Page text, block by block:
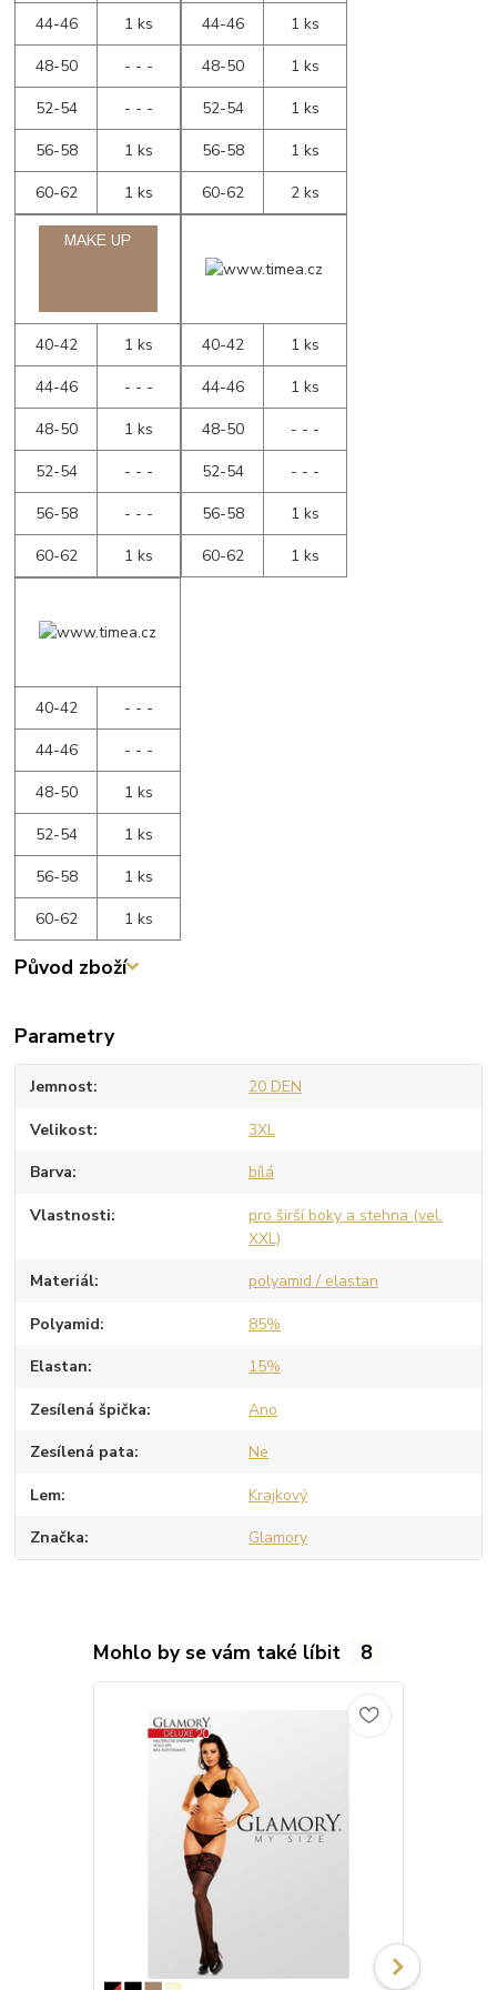
44-46
1 ks
48-50
- - -
52-54
- - -
56-58
1 ks
60-62
1 ks
44-46
1 ks
48-50
1 ks
52-54
1 ks
56-58
1 ks
60-62
2 ks
40-42
1 ks
44-46
- - -
48-50
1 ks
52-54
- - -
56-58
- - -
60-62
1 ks
40-42
1 ks
44-46
1 ks
48-50
- - -
52-54
- - -
56-58
1 ks
60-62
1 ks
40-42
- - -
44-46
- - -
48-50
1 ks
52-54
1 ks
56-58
1 ks
60-62
1 ks
Původ zboží
Parametry
Jemnost 20 DEN
Velikost 3XL
Barva bílá
Vlastnosti
pro širší boky a stehna (vel.
XXL)
Materiál polyamid / elastan
Polyamid 85%
Elastan 15%
Zesílená špička Ano
Zesílená pata Ne
Lem Krajkový
Značka Glamory
Mohlo by se vám také líbit 8